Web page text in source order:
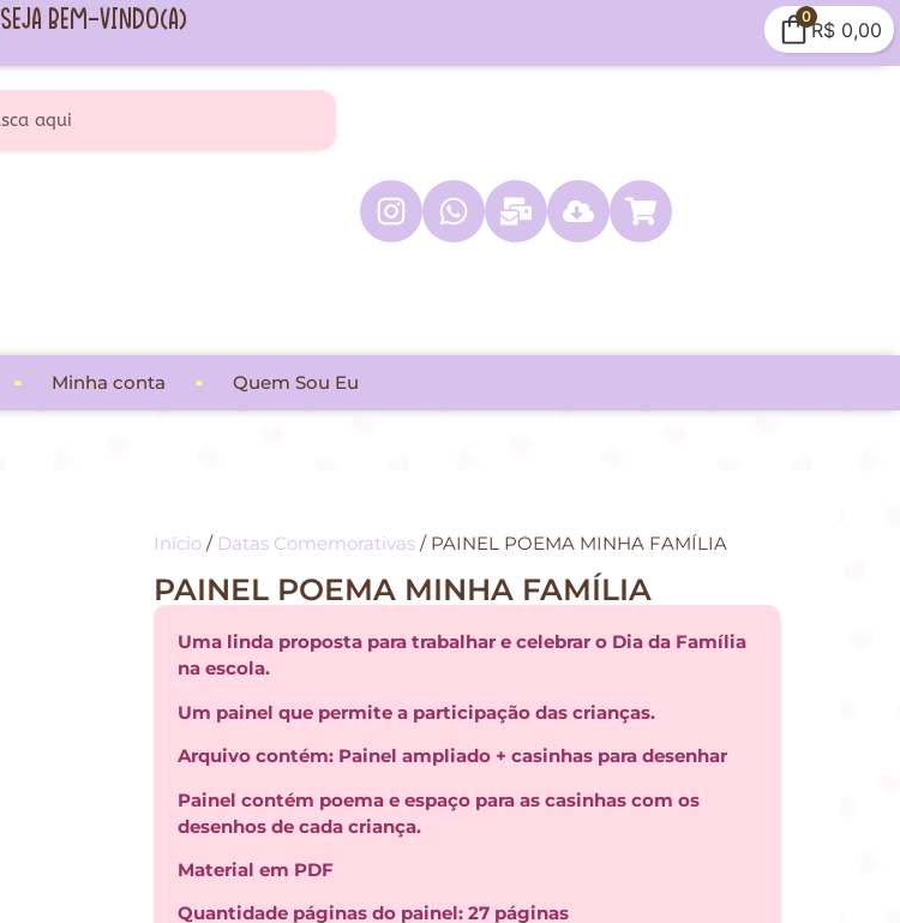
Seja Bem-vindo(a) 0
R$0,00
Minha conta Quem Sou Eu
Início / Datas Comemorativas / PAINEL POEMA MINHA FAMÍLIA
PAINEL POEMA MINHA FAMÍLIA
Uma linda proposta para trabalhar e celebrar o Dia da Família
na escola.
Um painel que permite a participação das crianças.
Arquivo contém: Painel ampliado + casinhas para desenhar
Painel contém poema e espaço para as casinhas com os
desenhos de cada criança.
Material em PDF
Quantidade páginas do painel: 27 páginas